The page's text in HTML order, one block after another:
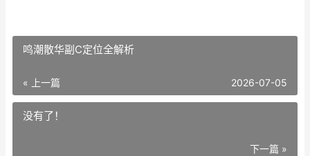
鸣潮散华副C定位全解析
« 上一篇 2026-07-05
没有了！
下一篇 »